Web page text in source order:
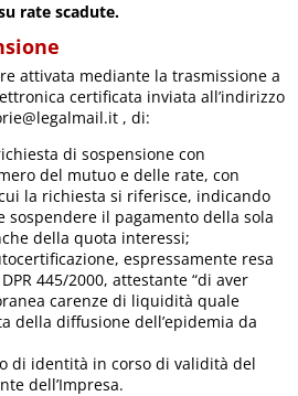
rate scadute.
attivata mediante la trasmissione a
certificata inviata all’indirizzo
, di:
di sospensione con
del mutuo e delle rate, con
la richiesta si riferisce, indicando
sospendere il pagamento della sola
della quota interessi;
espressamente resa
445/2000, attestante “di aver
carenze di liquidità quale
della diffusione dell’epidemia da
di identità in corso di validità del
dell’Impresa.